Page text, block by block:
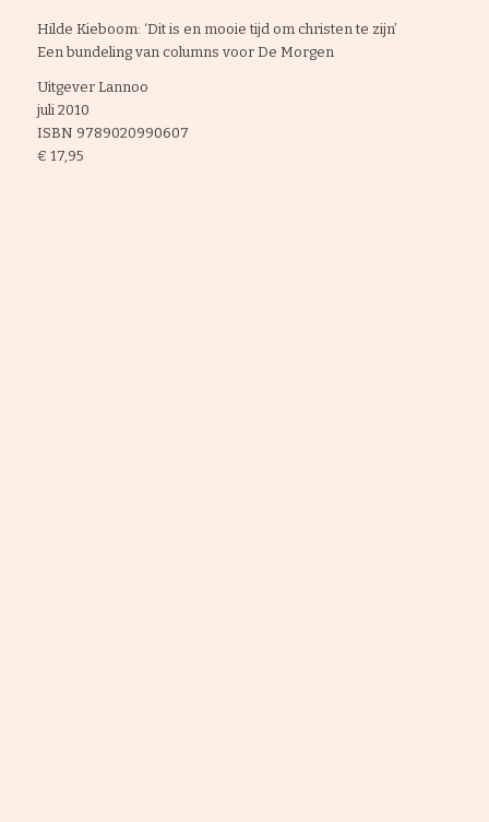
Hilde Kieboom: ‘Dit is en mooie tijd om christen te zijn’
Een bundeling van columns voor De Morgen
Uitgever Lannoo
juli 2010
ISBN 9789020990607
€ 17,95